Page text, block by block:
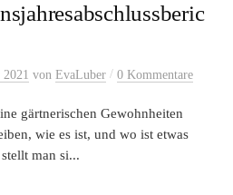
von EvaLuber / 0 Kommentare
gärtnerischen Gewohnheiten
wie es ist, und wo ist etwas
man si...